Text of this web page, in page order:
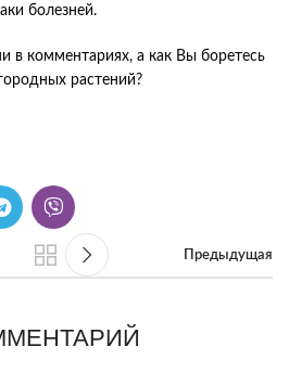
болезней.
в комментариях, а как Вы боретесь
растений?
Предыдущая